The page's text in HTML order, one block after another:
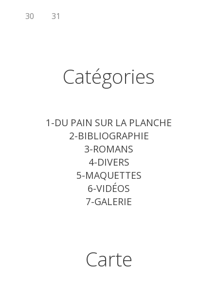
30
31
Catégories
1-DU PAIN SUR LA PLANCHE
2-BIBLIOGRAPHIE
3-ROMANS
4-DIVERS
5-MAQUETTES
6-VIDÉOS
7-GALERIE
Carte